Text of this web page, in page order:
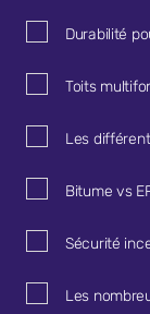
Durabilité
Toits
Les
Bitume vs
Sécurité
Les